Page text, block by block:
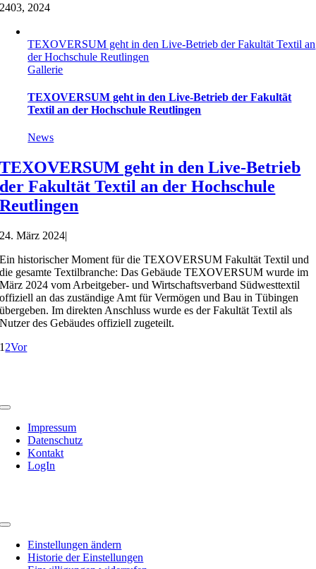
2403, 2024
TEXOVERSUM geht in den Live-Betrieb der Fakultät Textil an
der Hochschule Reutlingen
Gallerie
TEXOVERSUM geht in den Live-Betrieb der Fakultät
Textil an der Hochschule Reutlingen
News
TEXOVERSUM geht in den Live-Betrieb
der Fakultät Textil an der Hochschule
Reutlingen
24. März 2024|
Ein historischer Moment für die TEXOVERSUM Fakultät Textil und
die gesamte Textilbranche: Das Gebäude TEXOVERSUM wurde im
März 2024 vom Arbeitgeber- und Wirtschaftsverband Südwesttextil
offiziell an das zuständige Amt für Vermögen und Bau in Tübingen
übergeben. Im direkten Anschluss wurde es der Fakultät Textil als
Nutzer des Gebäudes offiziell zugeteilt.
1 2Vor
Toggle
NavigationImpressum
Datenschutz
Kontakt
LogIn
Toggle
NavigationEinstellungen ändern
Historie der Einstellungen